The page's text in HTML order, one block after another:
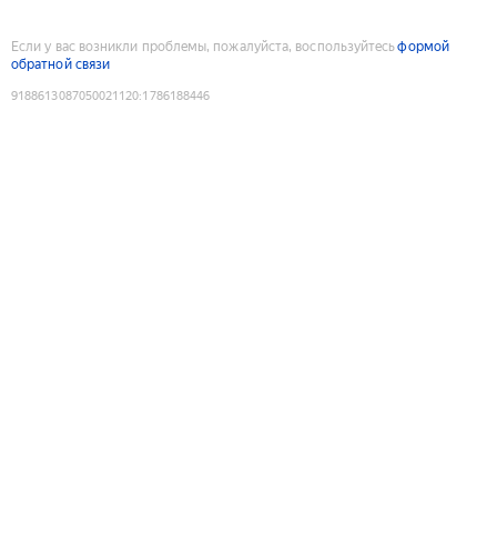
Если у вас возникли проблемы, пожалуйста, воспользуйтесьформой
обратной связи
9188613087050021120:1786188446